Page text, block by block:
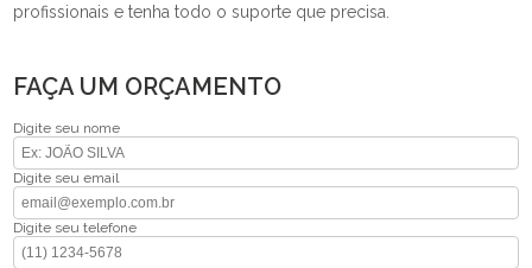
profissionais e tenha todo o suporte que precisa.
FAÇA UM ORÇAMENTO
Digite seu nome
Digite seu email
Digite seu telefone